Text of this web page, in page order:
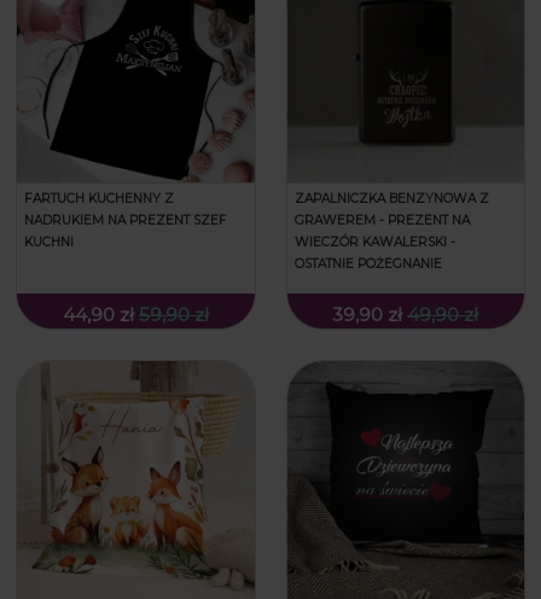
FARTUCH KUCHENNY Z
NADRUKIEM NA PREZENT SZEF
KUCHNI
44,90 zł 59,90 zł
ZAPALNICZKA BENZYNOWA Z
GRAWEREM - PREZENT NA
WIECZÓR KAWALERSKI -
OSTATNIE POŻEGNANIE
39,90 zł 49,90 zł